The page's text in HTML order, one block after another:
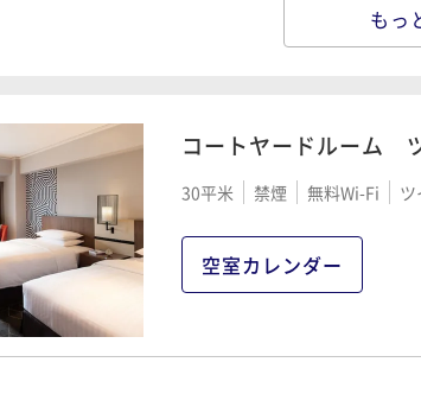
ｙ ～連泊ステイ～
事前決済可 IN 15:00 - 25:00 OUT12:00
もっ
コートヤードルーム
30平米 禁煙 無料Wi-Fi ツ
空室カレンダー